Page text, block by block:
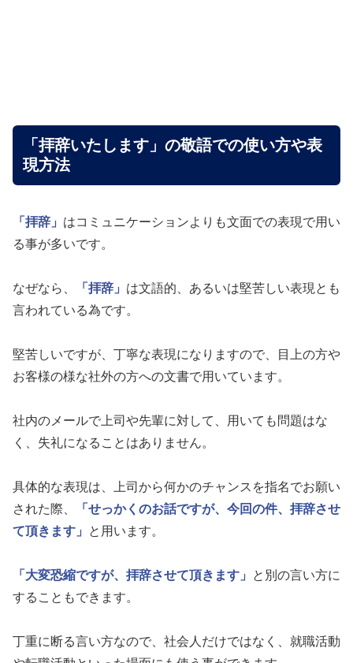
「拝辞いたします」の敬語での使い方や表
現方法
「拝辞」 はコミュニケーションよりも文面での表現で用い
る事が多いです。
なぜなら、 「拝辞」 は文語的、あるいは堅苦しい表現とも
言われている為です。
堅苦しいですが、丁寧な表現になりますので、目上の方や
お客様の様な社外の方への文書で用いています。
社内のメールで上司や先輩に対して、用いても問題はな
く、失礼になることはありません。
具体的な表現は、上司から何かのチャンスを指名でお願い
された際、
「せっかくのお話ですが、今回の件、拝辞させ
て頂きます」
と用います。
「大変恐縮ですが、拝辞させて頂きます」
と別の言い方に
することもできます。
丁重に断る言い方なので、社会人だけではなく、就職活動